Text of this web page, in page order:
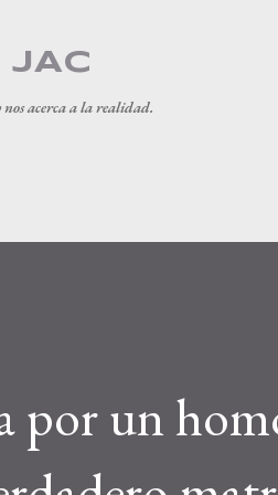
JAC
acerca a la realidad.
por un